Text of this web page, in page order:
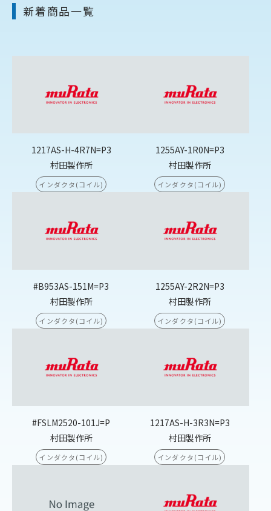
新着商品一覧
1217AS-H-4R7N=P3
村田製作所
インダクタ(コイル)
1255AY-1R0N=P3
村田製作所
インダクタ(コイル)
#B953AS-151M=P3
村田製作所
インダクタ(コイル)
1255AY-2R2N=P3
村田製作所
インダクタ(コイル)
#FSLM2520-101J=P
村田製作所
インダクタ(コイル)
1217AS-H-3R3N=P3
村田製作所
インダクタ(コイル)